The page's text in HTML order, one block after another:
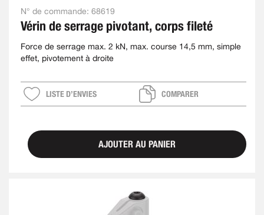
N° de commande: 68619
Vérin de serrage pivotant, corps fileté
Force de serrage max. 2 kN, max. course 14,5 mm, simple
effet, pivotement à droite
LISTE D’ENVIES COMPARER
AJOUTER AU PANIER